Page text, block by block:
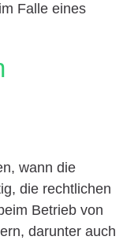
Falle eines
wann die
die rechtlichen
Betrieb von
darunter auch